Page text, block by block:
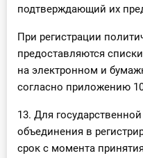
подтверждающий их
При регистрации
предоставляются
на электронном и
согласно приложению
13. Для
объединения в
срок с момента